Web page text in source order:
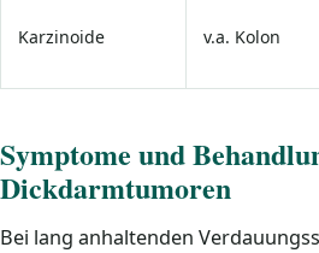
Karzinoide v.a. Kolon
Symptome und
Dickdarmtumoren
Bei lang anhaltenden